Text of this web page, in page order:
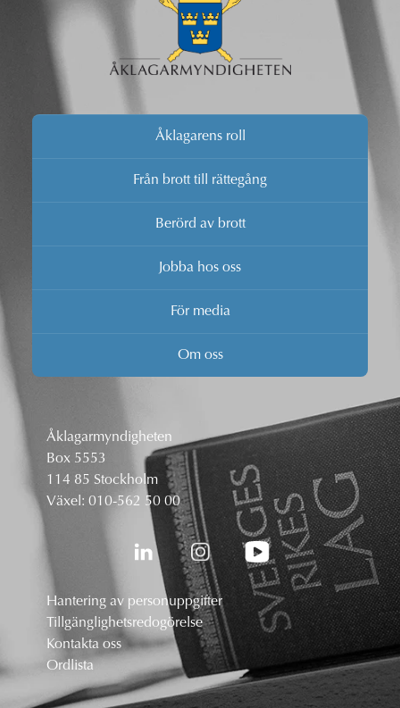
Åklagarens roll
Från brott till rättegång
Berörd av brott
Jobba hos oss
För media
Om oss
Åklagarmyndigheten
Box 5553
114 85 Stockholm
Växel: 010-562 50 00
Hantering av personuppgifter
Tillgänglighetsredogörelse
Kontakta oss
Ordlista